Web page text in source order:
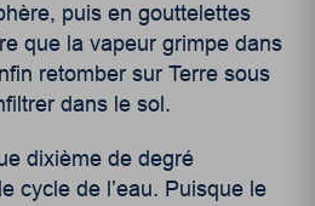
puis en gouttelettes
que la vapeur grimpe dans
retomber sur Terre sous
dans le sol.
dixième de degré
cycle de l’eau. Puisque le